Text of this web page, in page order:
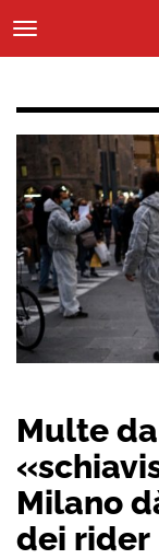
Multe
Milano
dei rider